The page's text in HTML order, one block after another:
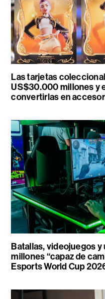
Las tarjetas
US$30.000 millones y
convertirlas en
Batallas, videojuegos y
millones “capaz de
Esports World Cup